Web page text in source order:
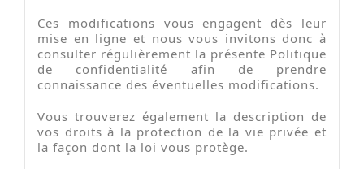
Ces modifications vous engagent dès leur
mise en ligne et nous vous invitons donc à
consulter régulièrement la présente Politique
de confidentialité afin de prendre
connaissance des éventuelles modifications.
Vous trouverez également la description de
vos droits à la protection de la vie privée et
la façon dont la loi vous protège.